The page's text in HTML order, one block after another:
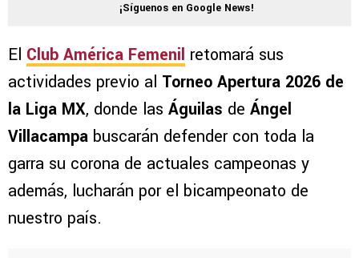
¡Síguenos en Google News!
El Club América Femenil retomará sus
actividades previo al Torneo Apertura 2026 de
la Liga MX, donde las Águilas de Ángel
Villacampa buscarán defender con toda la
garra su corona de actuales campeonas y
además, lucharán por el bicampeonato de
nuestro país.